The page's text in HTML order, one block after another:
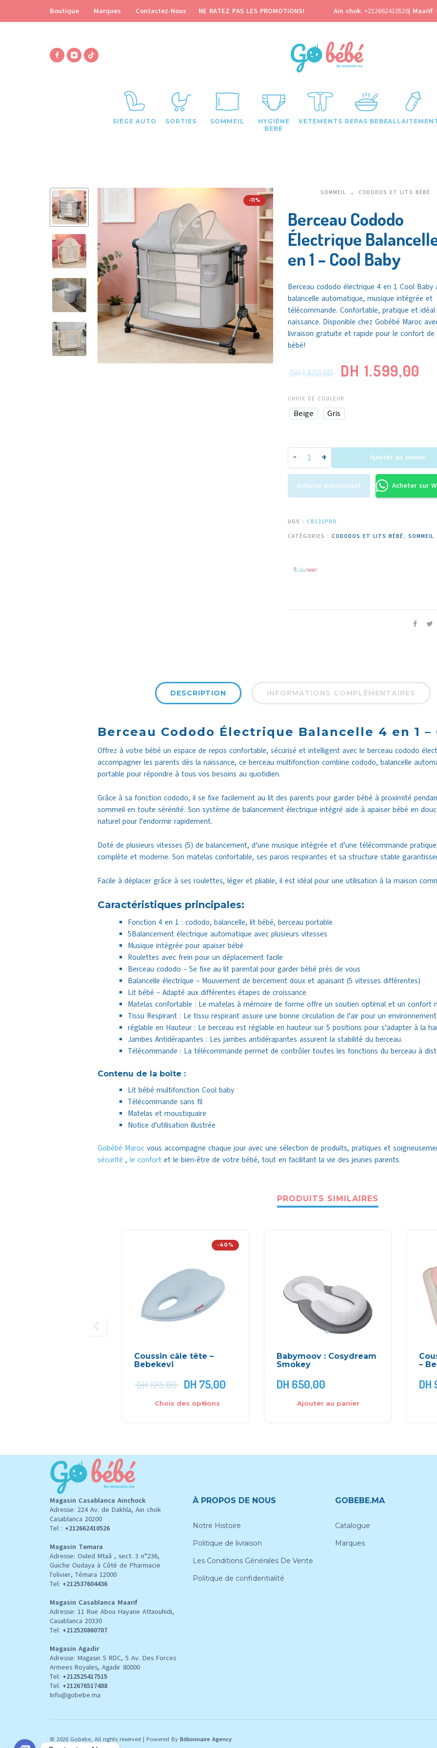
Boutique Marques Contactez-Nous NE RATEZ PAS LES PROMOTIONS! Ain chok: +212662410526| Maarif:
SIÈGE AUTO SORTIES SOMMEIL
HYGIÈNE
BEBE
VETEMENTS REPAS BEBE
-11%
SOMMEIL CODODOS ET LITS BÉBÉ
Berceau Cododo
Électrique
en 1 – Cool Baby
Berceau cododo électrique 4 en 1 Cool Baby
balancelle automatique, musique intégrée et
télécommande. Confortable, pratique et idéal
naissance. Disponible chez Gobébé Maroc
livraison gratuite et rapide pour le confort de
bébé!
DH1.800,00 DH 1.599,00
CHOIX DE COULEUR
Beige Gris
- + Ajouter au panier
Acheter maintenant Acheter sur
UGS : CB121PRO
CATÉGORIES : CODODOS ET LITS BÉBÉ, SOMMEIL
DESCRIPTION INFORMATIONS COMPLÉMENTAIRES
Berceau Cododo Électrique Balancelle 4 en 1 –
Offrez à votre bébé un espace de repos confortable, sécurisé et intelligent avec le berceau cododo
accompagner les parents dès la naissance, ce berceau multifonction combine cododo, balancelle
portable pour répondre à tous vos besoins au quotidien.
Grâce à sa fonction cododo, il se fixe facilement au lit des parents pour garder bébé à proximité
sommeil en toute sérénité. Son système de balancement électrique intégré aide à apaiser bébé en
naturel pour l’endormir rapidement.
Doté de plusieurs vitesses (5) de balancement, d’une musique intégrée et d’une télécommande
complète et moderne. Son matelas confortable, ses parois respirantes et sa structure stable
Facile à déplacer grâce à ses roulettes, léger et pliable, il est idéal pour une utilisation à la maison
Caractéristiques principales:
Fonction 4 en 1 : cododo, balancelle, lit bébé, berceau portable
5Balancement électrique automatique avec plusieurs vitesses
Musique intégrée pour apaiser bébé
Roulettes avec frein pour un déplacement facile
Berceau cododo – Se fixe au lit parental pour garder bébé près de vous
Balancelle électrique – Mouvement de bercement doux et apaisant (5 vitesses différentes)
Lit bébé – Adapté aux différentes étapes de croissance
Matelas confortable : Le matelas à mémoire de forme offre un soutien optimal et un confort
Tissu Respirant : Le tissu respirant assure une bonne circulation de l’air pour un
réglable en Hauteur : Le berceau est réglable en hauteur sur 5 positions pour s’adapter à la
Jambes Antidérapantes : Les jambes antidérapantes assurent la stabilité du berceau.
Télécommande : La télécommande permet de contrôler toutes les fonctions du berceau à
Contenu de la boîte :
Lit bébé multifonction Cool baby
Télécommande sans fil
Matelas et moustiquaire
Notice d’utilisation illustrée
Gobébé Marocvous accompagne chaque jour avec une sélection de produits, pratiques et
sécurité , le confortet le bien-être de votre bébé, tout en facilitant la vie des jeunes parents.
PRODUITS SIMILAIRES
-40%
Coussin câle tête –
Bebekevi
DH125,00 DH 75,00
Choix des options
Babymoov : Cosydream
Smokey
DH 650,00
Ajouter au panier
–
DH
Magasin Casablanca Ainchock
Adresse: 224 Av. de Dakhla, Ain chok
Casablanca 20200
Tel : +212662410526
Magasin Temara
Adresse: Ouled Mtaâ , sect. 3 n°236,
Guiche Oudaya à Côté de Pharmacie
l'olivier, Témara 12000
Tel: +212537604436
Magasin Casablanca Maarif
Adresse: 11 Rue Abou Hayane Attaouhidi,
Casablanca 20330
Tel: +212520860707
Magasin Agadir
Adresse: Magasin 5 RDC, 5 Av. Des Forces
Armees Royales, Agadir 80000
Tel: +212525417515
Tel: +212676517488
Info@gobebe.ma
À PROPOS DE NOUS
Notre Histoire
Politique de livraison
Les Conditions Générales De Vente
Politique de confidentialité
GOBEBE.MA
Catalogue
Marques
© 2026 Gobebe, All rights reserved | Powered By Billionnaire Agency.